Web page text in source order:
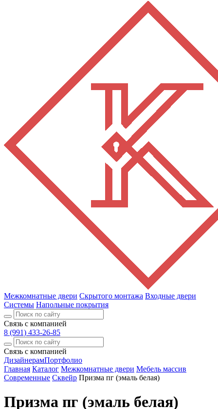
Межкомнатные двери Скрытого монтажа Входные двери
Системы Напольные покрытия
Связь с компанией
8 (991) 433-26-85
Связь с компанией
ДизайнерамПортфолио
Главная Каталог Межкомнатные двери Мебель массив
Современные Сквейр Призма пг (эмаль белая)
Призма пг (эмаль белая)